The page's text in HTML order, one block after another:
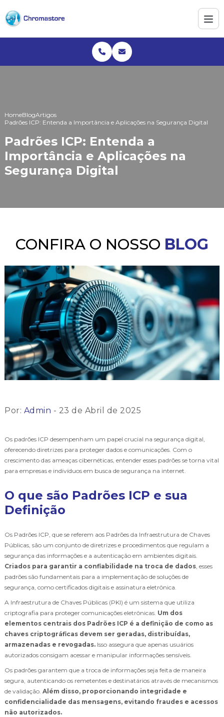
HomeBlogArtigos
Padrões ICP: Entenda a Importância e Aplicações na Segurança Digital
Padrões ICP: Entenda a
Importância e Aplicações na
Segurança Digital
CONFIRA O NOSSO BLOG
Por: Admin - 23 de Abril de 2025
Os padrões ICP desempenham um papel crucial na segurança digital,
oferecendo diretrizes para proteger dados e comunicações. Com o
crescimento das ameaças cibernéticas, entender esses padrões se torna vital
para empresas e indivíduos em busca de segurança na internet.
O que são Padrões ICP e sua
Definição
Os Padrões ICP, que se referem aos Padrões da Infraestrutura de Chaves
Públicas, são um conjunto de diretrizes e procedimentos que regulam a
segurança das informações e a autenticação em ambientes digitais.
Criados para garantir a confiabilidade na troca de dados, esses
padrões são fundamentais para a implementação de soluções de
segurança, como certificados digitais e assinatura eletrônica.
A Infraestrutura de Chaves Públicas (PKI) é um sistema que utiliza
criptografia para proteger comunicações eletrônicas. Um dos
elementos centrais dos Padrões ICP é a definição de como as
chaves criptográficas devem ser geradas, distribuídas,
armazenadas e revogadas. Isso assegura que apenas usuários
autorizados consigam acessar e manipular informações sensíveis.
Os padrões garantem que a troca de informações seja feita de maneira
segura, autenticando os remetentes e destinatários através de mecanismos
de validação. Além disso, proporcionando integridade e
confidencialidade das mensagens, evitando fraudes e acessos
não autorizados.